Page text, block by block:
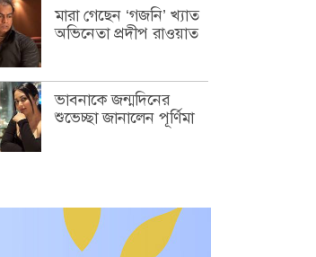
মারা গেছেন ‘গজনি’ খ্যাত
অভিনেতা প্রদীপ রাওয়াত
ভাবনাকে জন্মদিনের
শুভেচ্ছা জানালেন পূর্ণিমা